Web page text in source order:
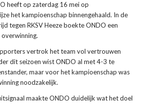
heeft op zaterdag 16 mei op
het kampioenschap binnengehaald. In de
tegen RKSV Heeze boekte ONDO een
vertrok het team vol vertrouwen
dit seizoen wist ONDO al met 4-3 te
maar voor het kampioenschap was
noodzakelijk.
maakte ONDO duidelijk wat het doel